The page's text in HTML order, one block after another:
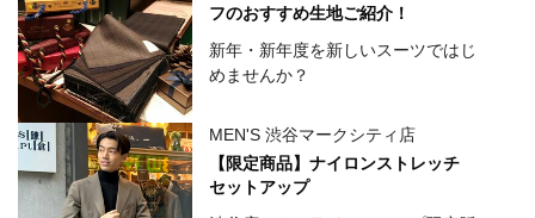
フのおすすめ生地ご紹介！
新年・新年度を新しいスーツではじ
めませんか？
MEN'S 渋谷マークシティ店
【限定商品】ナイロンストレッチ
セットアップ